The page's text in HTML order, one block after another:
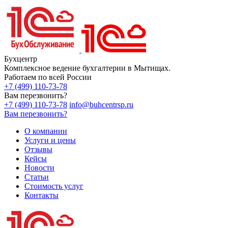
Бухцентр
Комплексное ведение бухгалтерии в Мытищах.
Работаем по всей России
+7 (499) 110-73-78
Вам перезвонить?
+7 (499) 110-73-78 info@buhcentrsp.ru
Вам перезвонить?
О компании
Услуги и цены
Отзывы
Кейсы
Новости
Статьи
Стоимость услуг
Контакты